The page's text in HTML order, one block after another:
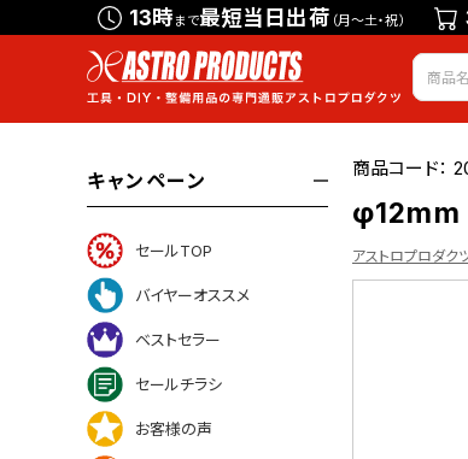
13時まで最短当日出荷 （月～土・祝）
キャンペーン
セールTOP
バイヤーオススメ
ベストセラー
セールチラシ
お客様の声
商品コード：
φ12mm
アストロプロダク